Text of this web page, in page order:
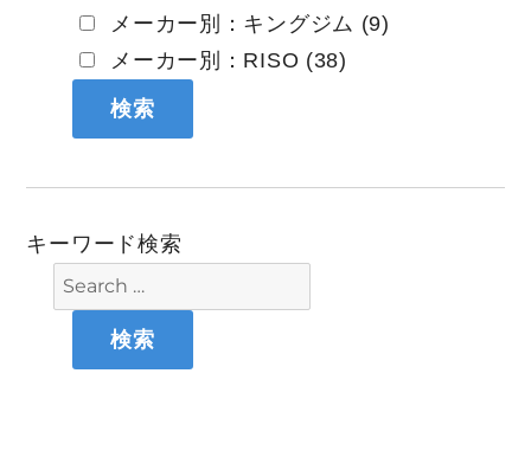
メーカー別：キングジム (9)
メーカー別：RISO (38)
キーワード検索